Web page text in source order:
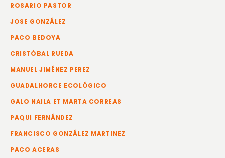
ROSARIO PASTOR
JOSE GONZÁLEZ
PACO BEDOYA
CRISTÓBAL RUEDA
MANUEL JIMÉNEZ PEREZ
GUADALHORCE ECOLÓGICO
GALO NAILA ET MARTA CORREAS
PAQUI FERNÁNDEZ
FRANCISCO GONZÁLEZ MARTINEZ
PACO ACERAS